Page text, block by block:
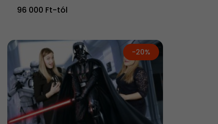
96 000 Ft-tól
-20%